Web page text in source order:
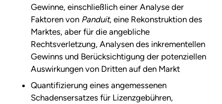
Gewinne, einschließlich einer Analyse der
Faktoren von Panduit, eine Rekonstruktion des
Marktes, aber für die angebliche
Rechtsverletzung, Analysen des inkrementellen
Gewinns und Berücksichtigung der potenziellen
Auswirkungen von Dritten auf den Markt
Quantifizierung eines angemessenen
Schadensersatzes für Lizenzgebühren,